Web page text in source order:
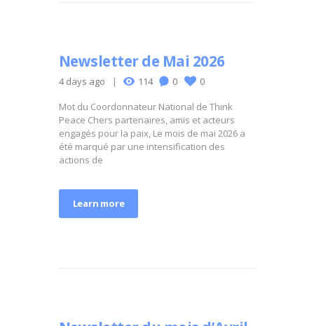
Newsletter de Mai 2026
4 days ago 114 0 0
Mot du Coordonnateur National de Think
Peace Chers partenaires, amis et acteurs
engagés pour la paix, Le mois de mai 2026 a
été marqué par une intensification des
actions de
Learn more